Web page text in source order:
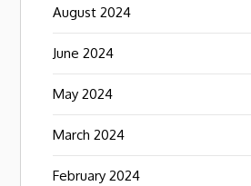
August 2024
June 2024
May 2024
March 2024
February 2024